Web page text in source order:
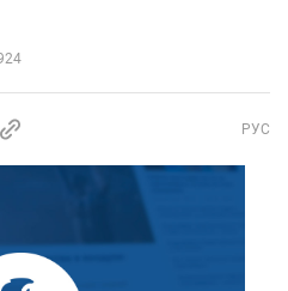
РУС